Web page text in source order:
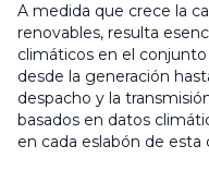
A medida que crece la
renovables, resulta
climáticos en el
desde la generación
despacho y la
basados en datos
en cada eslabón de esta